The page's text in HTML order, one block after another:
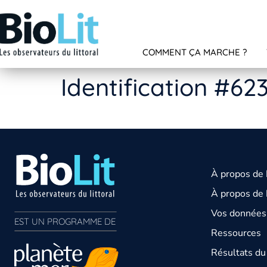
COMMENT ÇA MARCHE ?
Identification
EST UN PROGRAMME DE
À propos de
À propos de
Vos
Ressources
Résultats